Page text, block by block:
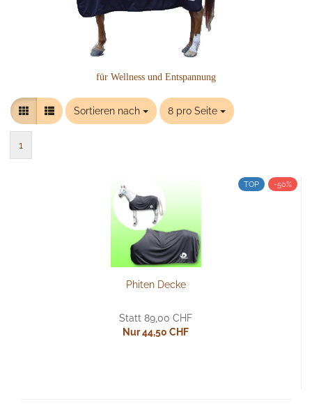
für Wellness und Entspannung
Sortieren nach
Sortieren nach 8 pro Seite
pro Seite
1
TOP -50%
Phiten Decke
Statt 89,00 CHF
Nur 44,50 CHF